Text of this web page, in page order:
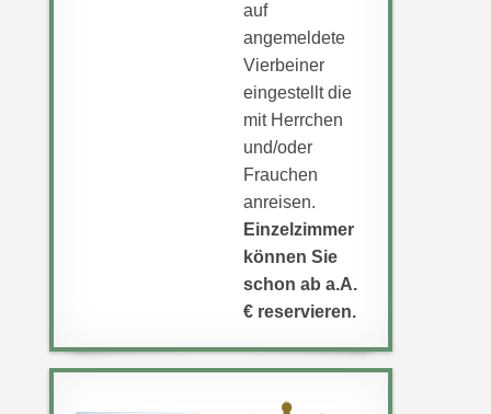
auf
angemeldete
Vierbeiner
eingestellt die
mit Herrchen
und/oder
Frauchen
anreisen.
Einzelzimmer
können Sie
schon ab a.A.
€ reservieren.